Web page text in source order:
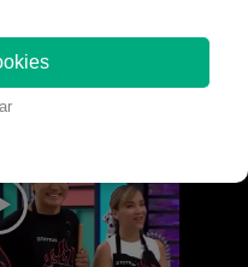
Además, tendrán que